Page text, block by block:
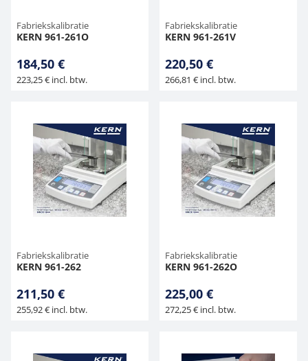
Fabriekskalibratie
KERN 961-261O
184,50 €
223,25 € incl. btw.
Fabriekskalibratie
KERN 961-261V
220,50 €
266,81 € incl. btw.
Fabriekskalibratie
KERN 961-262
211,50 €
255,92 € incl. btw.
Fabriekskalibratie
KERN 961-262O
225,00 €
272,25 € incl. btw.